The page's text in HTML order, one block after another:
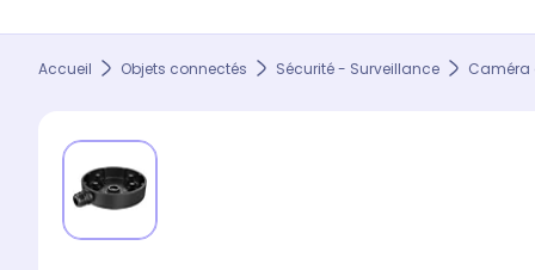
Accueil Objets connectés Sécurité - Surveillance Caméra